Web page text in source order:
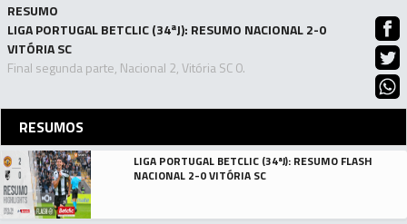
RESUMO
LIGA PORTUGAL BETCLIC (34ªJ): RESUMO NACIONAL 2-0
VITÓRIA SC
Final segunda parte, Nacional 2, Vitória SC 0.
RESUMOS
LIGA PORTUGAL BETCLIC (34ªJ): RESUMO FLASH
NACIONAL 2-0 VITÓRIA SC